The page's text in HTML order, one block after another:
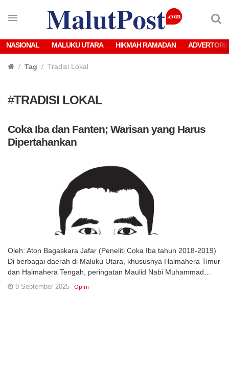
NASIONAL MALUKU UTARA HIKMAH RAMADAN
Tag Tradisi Lokal
#TRADISI LOKAL
Coka Iba dan Fanten; Warisan yang Harus
Dipertahankan
Oleh: Aton Bagaskara Jafar (Peneliti Coka Iba tahun 2018-2019)
Di berbagai daerah di Maluku Utara, khususnya Halmahera Timur
dan Halmahera Tengah, peringatan Maulid Nabi Muhammad…
9 September 2025 Opini